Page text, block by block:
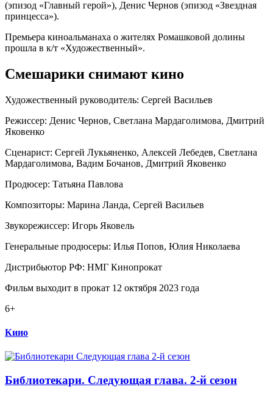
(эпизод «Главный герой»), Денис Чернов (эпизод «Звездная
принцесса»).
Премьера киноальманаха о жителях Ромашковой долины
прошла в к/т «Художественный».
Смешарики снимают кино
Художественный руководитель: Сергей Васильев
Режиссер: Денис Чернов, Светлана Мардаголимова, Дмитрий
Яковенко
Сценарист: Сергей Лукьяненко, Алексей Лебедев, Светлана
Мардаголимова, Вадим Бочанов, Дмитрий Яковенко
Продюсер: Татьяна Павлова
Композиторы: Марина Ланда, Сергей Васильев
Звукорежиссер: Игорь Яковель
Генеральные продюсеры: Илья Попов, Юлия Николаева
Дистрибьютор РФ: НМГ Кинопрокат
Фильм выходит в прокат 12 октября 2023 года
6+
Кино
Библиотекари. Следующая глава. 2-й сезон